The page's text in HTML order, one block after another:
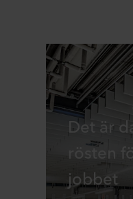
Det är
rösten
jobbet